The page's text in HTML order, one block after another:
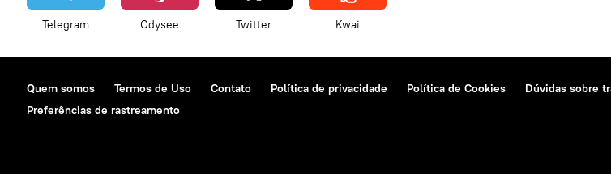
Telegram Odysee Twitter Kwai
Quem somos Termos de Uso Contato Política de privacidade Política de Cookies Dúvidas sobre
Preferências de rastreamento